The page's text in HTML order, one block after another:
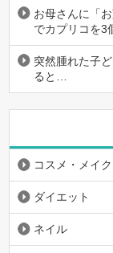
お母さんに「
でカプリコを3
突然腫れた子
ると…
コスメ・メイク
ダイエット
ネイル